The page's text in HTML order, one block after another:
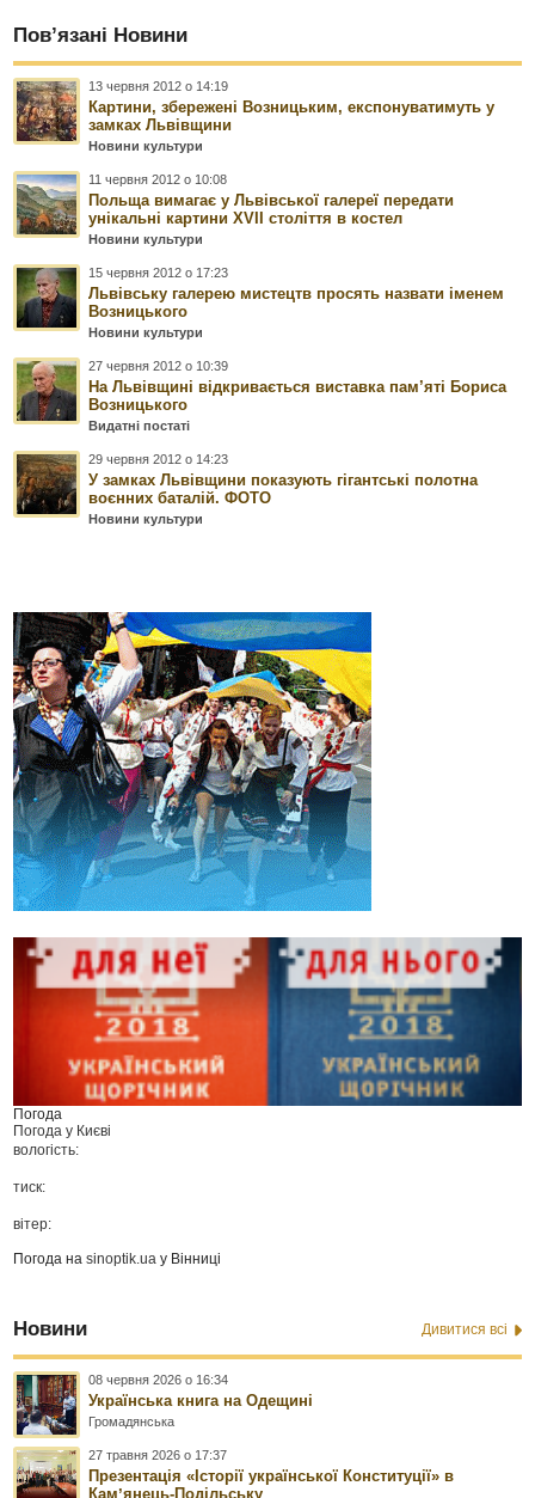
Пов’язані Новини
13 червня 2012 о 14:19
Картини, збережені Возницьким, експонуватимуть у
замках Львівщини
Новини культури
11 червня 2012 о 10:08
Польща вимагає у Львівської галереї передати
унікальні картини XVII століття в костел
Новини культури
15 червня 2012 о 17:23
Львівську галерею мистецтв просять назвати іменем
Возницького
Новини культури
27 червня 2012 о 10:39
На Львівщині відкривається виставка пам’яті Бориса
Возницького
Видатні постаті
29 червня 2012 о 14:23
У замках Львівщини показують гігантські полотна
воєнних баталій. ФОТО
Новини культури
Погода
Погода у Києві
вологість:
тиск:
вітер:
Погода наsinoptik.ua у Вінниці
Новини Дивитися всі
08 червня 2026 о 16:34
Українська книга на Одещині
Громадянська
27 травня 2026 о 17:37
Презентація «Історії української Конституції» в
Камʼянець-Подільську